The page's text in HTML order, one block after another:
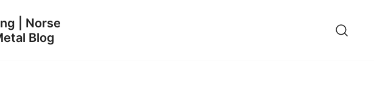
| Norse
Blog